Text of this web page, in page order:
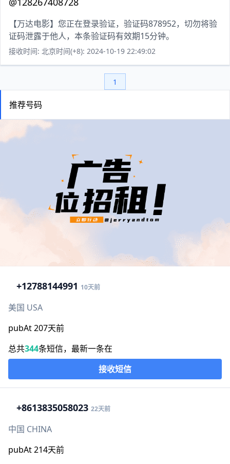
【万达电影】您正在登录验证，验证码878952，切勿将验
证码泄露于他人，本条验证码有效期15分钟。
接收时间: 北京时间(+8): 2024-10-19 22:49:02
1
推荐号码
+12788144991 10天前
美国 USA
pubAt 207天前
总共344条短信，最新一条在
接收短信
+8613835058023 22天前
中国 CHINA
pubAt 214天前